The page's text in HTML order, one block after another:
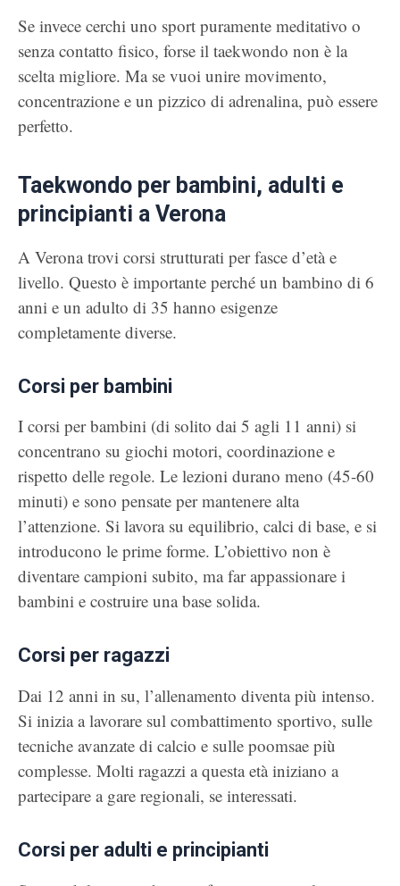
Se invece cerchi uno sport puramente meditativo o
senza contatto fisico, forse il taekwondo non è la
scelta migliore. Ma se vuoi unire movimento,
concentrazione e un pizzico di adrenalina, può essere
perfetto.
Taekwondo per bambini, adulti e
principianti a Verona
A Verona trovi corsi strutturati per fasce d’età e
livello. Questo è importante perché un bambino di 6
anni e un adulto di 35 hanno esigenze
completamente diverse.
Corsi per bambini
I corsi per bambini (di solito dai 5 agli 11 anni) si
concentrano su giochi motori, coordinazione e
rispetto delle regole. Le lezioni durano meno (45-60
minuti) e sono pensate per mantenere alta
l’attenzione. Si lavora su equilibrio, calci di base, e si
introducono le prime forme. L’obiettivo non è
diventare campioni subito, ma far appassionare i
bambini e costruire una base solida.
Corsi per ragazzi
Dai 12 anni in su, l’allenamento diventa più intenso.
Si inizia a lavorare sul combattimento sportivo, sulle
tecniche avanzate di calcio e sulle poomsae più
complesse. Molti ragazzi a questa età iniziano a
partecipare a gare regionali, se interessati.
Corsi per adulti e principianti